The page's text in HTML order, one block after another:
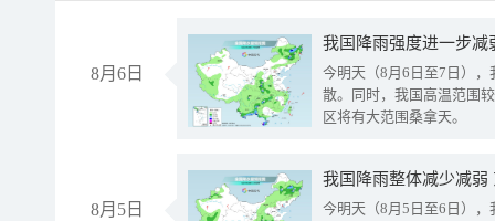
8月6日
今明天（8月6日至7日）
散。同时，我国高温范围
区将有大范围桑拿天。
8月5日
我国降雨整体减少减弱
今明天（8月5日至6日）